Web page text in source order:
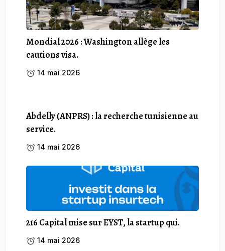
Mondial 2026 : Washington allège les
cautions visa.
14 mai 2026
Abdelly (ANPRS) : la recherche tunisienne au
service.
14 mai 2026
216 Capital mise sur EYST, la startup qui.
14 mai 2026